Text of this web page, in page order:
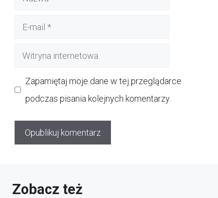
Witryna
Zapamiętaj moje dane w tej przeglądarce
podczas pisania kolejnych komentarzy.
Zobacz też